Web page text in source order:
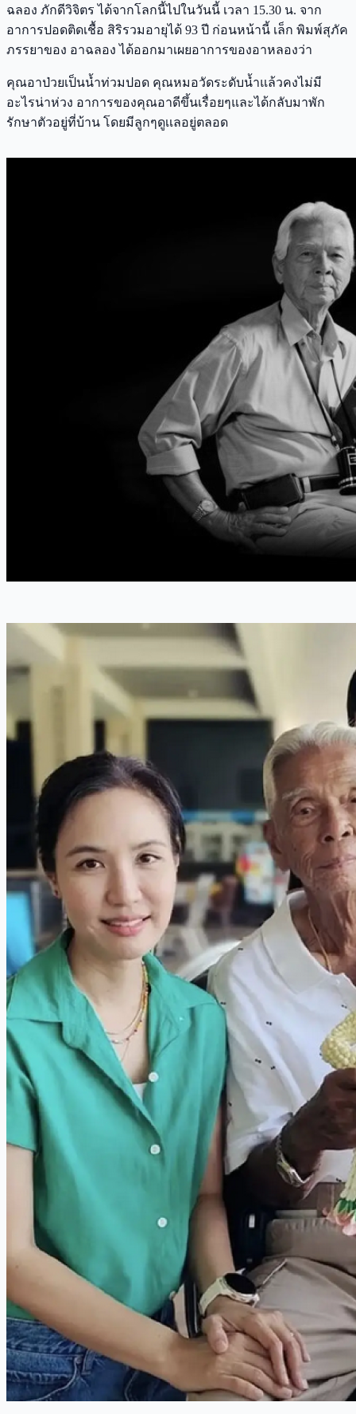
ฉลอง ภักดีวิจิตร ได้จากโลกนี้ไปในวันนี้ เวลา 15.30 น. จาก
อาการปอดติดเชื้อ สิริรวมอายุได้ 93 ปี ก่อนหน้านี้ เล็ก พิมพ์สุภัค
ภรรยาของ อาฉลอง ได้ออกมาเผยอาการของอาหลองว่า
คุณอาป่วยเป็นน้ำท่วมปอด คุณหมอวัดระดับน้ำแล้วคงไม่มี
อะไรน่าห่วง อาการของคุณอาดีขึ้นเรื่อยๆและได้กลับมาพัก
รักษาตัวอยู่ที่บ้าน โดยมีลูกๆดูเเลอยู่ตลอด